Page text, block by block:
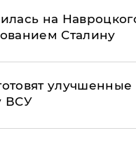
на
Сталину
улучшенные
ВСУ